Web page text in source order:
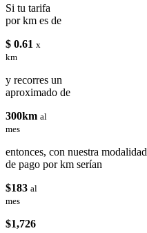
Si tu tarifa
por km es de
$ 0.61 x
km
y recorres un
aproximado de
300km al
mes
entonces, con nuestra modalidad
de pago por km serían
$183 al
mes
$1,726